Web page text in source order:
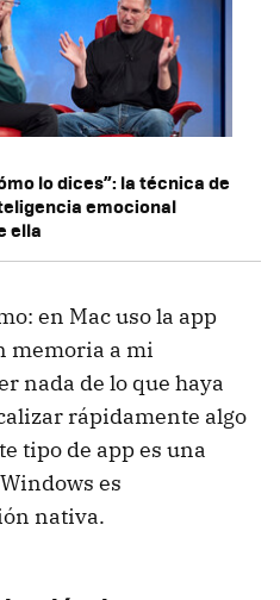
lo dices”: la técnica de
emocional
ella
en Mac uso la app
memoria a mi
nada de lo que haya
rápidamente algo
tipo de app es una
es
nativa.